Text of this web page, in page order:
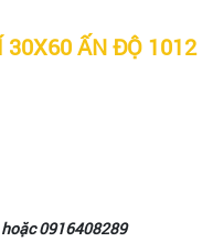
30X60 ẤN ĐỘ 1012
hoặc0916408289